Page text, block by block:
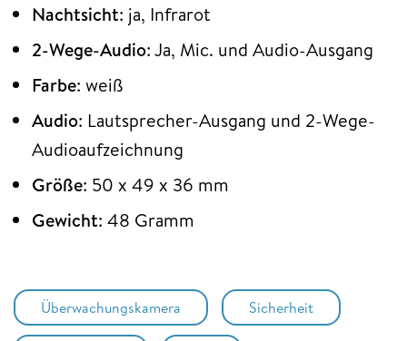
Nachtsicht: ja, Infrarot
2-Wege-Audio: Ja, Mic. und Audio-Ausgang
Farbe: weiß
Audio: Lautsprecher-Ausgang und 2-Wege-
Audioaufzeichnung
Größe: 50 x 49 x 36 mm
Gewicht: 48 Gramm
Überwachungskamera Sicherheit